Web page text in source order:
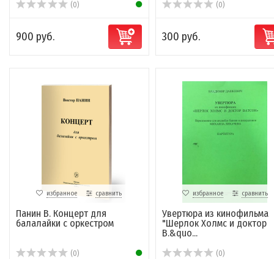
(0)
900 руб.
(0)
300 руб.
избранное сравнить
Панин В. Концерт для
балалайки с оркестром
(0)
избранное сравнить
Увертюра из кинофильма
"Шерлок Холмс и доктор
В.&quo...
(0)